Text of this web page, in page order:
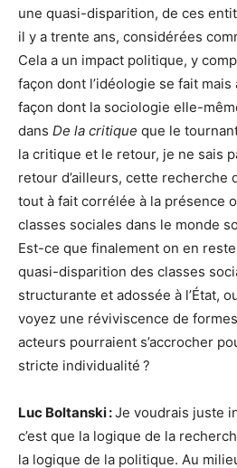
une quasi-disparition, de ces
il y a trente ans, considérées
Cela a un impact politique, y
façon dont l’idéologie se fait
façon dont la sociologie elle-
dans De la critique que le
la critique et le retour, je ne sais
retour d’ailleurs, cette recherche
tout à fait corrélée à la présence
classes sociales dans le monde
Est-ce que finalement on en reste
quasi-disparition des classes
structurante et adossée à l’État,
voyez une réviviscence de
acteurs pourraient s’accrocher
stricte individualité ?
Luc Boltanski :Je voudrais juste
c’est que la logique de la
la logique de la politique. Au